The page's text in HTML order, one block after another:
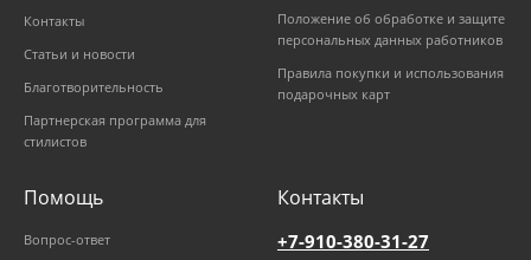
Контакты
Статьи и новости
Благотворительность
Партнерская программа для
стилистов
Положение об обработке и защите
персональных данных работников
Правила покупки и использования
подарочных карт
Помощь
Вопрос-ответ
Контакты
+7-910-380-31-27